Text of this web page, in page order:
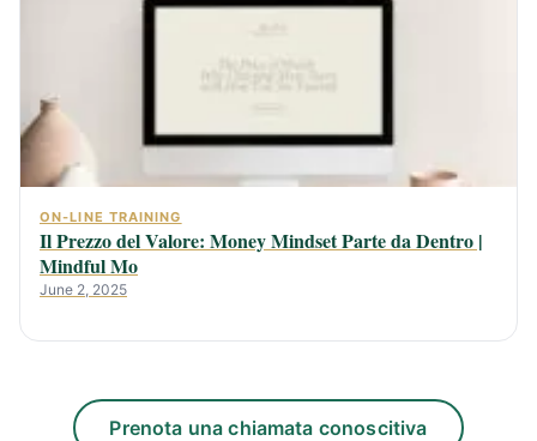
ON-LINE TRAINING
Il Prezzo del Valore: Money Mindset Parte da Dentro |
Mindful Mo
June 2, 2025
Prenota una chiamata conoscitiva